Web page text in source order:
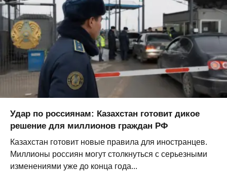
Удар по россиянам: Казахстан готовит дикое
решение для миллионов граждан РФ
Казахстан готовит новые правила для иностранцев.
Миллионы россиян могут столкнуться с серьезными
изменениями уже до конца года...